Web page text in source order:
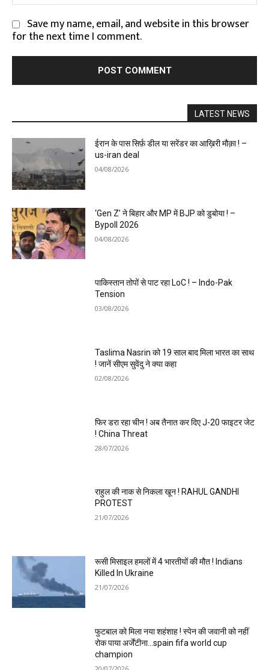
Save my name, email, and website in this browser
for the next time I comment.
LATEST NEWS
ईरान के पास सिर्फ़ डील या सरेंडर का आख़िरी मौक़ा ! –
us-iran deal
04/08/2026
‘Gen Z’ ने बिहार और MP में BJP को डुबोया ! –
Bypoll 2026
04/08/2026
पाकिस्तान तोपों से पाट रहा LoC ! – Indo-Pak
Tension
03/08/2026
Taslima Nasrin को 19 साल बाद मिला भारत का साथ
! जानें सीएम सुवेंदु ने क्या कहा
02/08/2026
फिर डरा रहा चीन ! अब तैनात कर दिए J-20 फाइटर जेट
! China Threat
28/07/2026
राहुल की नाक से निकला खून ! RAHUL GANDHI
PROTEST
21/07/2026
रूसी मिसाइल हमलों में 4 भारतीयों की मौत ! Indians
Killed In Ukraine
21/07/2026
फुटबाल को मिला नया शहंशाह ! स्पेन की जवानी को नहीं
रोक पाया अर्जेंटीना…spain fifa world cup
champion